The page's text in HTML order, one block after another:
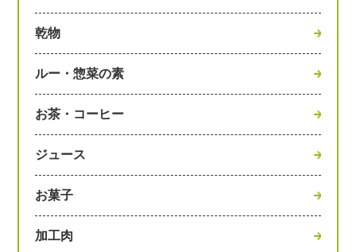
乾物
ルー・惣菜の素
お茶・コーヒー
ジュース
お菓子
加工肉